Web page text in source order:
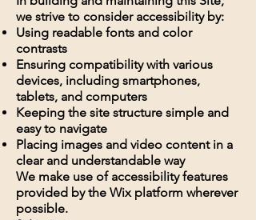
we strive to consider accessibility by:
Using readable fonts and color
contrasts
Ensuring compatibility with various
devices, including smartphones,
tablets, and computers
Keeping the site structure simple and
easy to navigate
Placing images and video content in a
clear and understandable way
We make use of accessibility features
provided by the Wix platform wherever
possible.